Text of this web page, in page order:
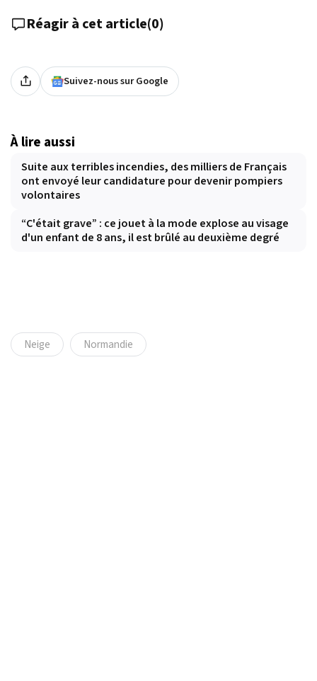
Réagir à cet article(0)
Suivez-nous sur Google
À lire aussi
Suite aux terribles incendies, des milliers de Français
ont envoyé leur candidature pour devenir pompiers
volontaires
“C'était grave” : ce jouet à la mode explose au visage
d'un enfant de 8 ans, il est brûlé au deuxième degré
Neige Normandie